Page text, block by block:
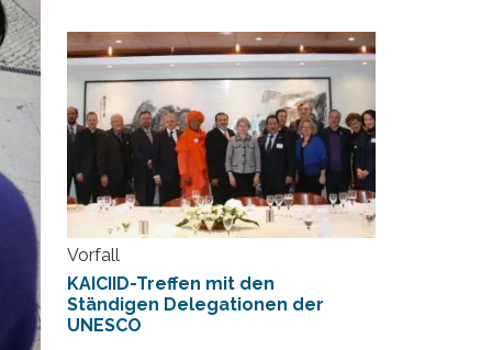
Vorfall
KAICIID-Treffen mit den
Ständigen Delegationen der
UNESCO